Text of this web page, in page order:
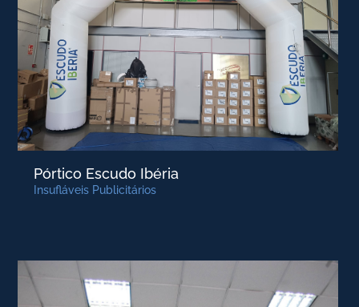
Pórtico Escudo Ibéria
Insufláveis Publicitários